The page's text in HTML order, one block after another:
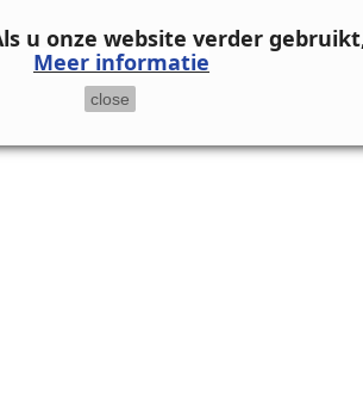
u onze website verder
Meer informatie
close